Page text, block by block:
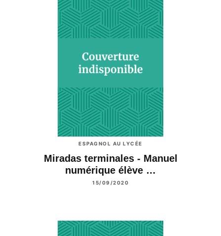
ESPAGNOL AU LYCÉE
Miradas terminales - Manuel
numérique élève …
15/09/2020